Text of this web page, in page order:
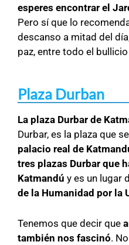
esperes encontrar el
Pero sí que lo
descanso a mitad del
paz, entre todo el
Plaza Durban
La plaza Durbar de
Durbar, es la plaza que
palacio real de
tres plazas Durbar que
Katmandú y es un lugar
de la Humanidad por la
Tenemos que decir que
también nos fascinó.